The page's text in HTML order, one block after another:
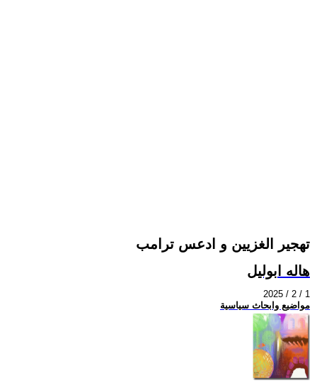
تهجير الغزيين و ادعس ترامب
هاله ابوليل
2025 / 2 / 1
مواضيع وابحاث سياسية